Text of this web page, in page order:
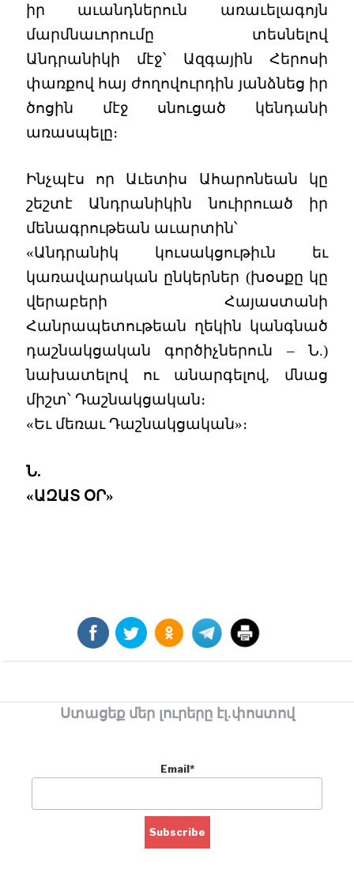
իր աւանդներուն առաւելագոյն
մարմնաւորումը տեսնելով
Անդրանիկի մէջ՝ Ազգային Հերոսի
փառքով հայ ժողովուրդին յանձնեց իր
ծոցին մէջ սնուցած կենդանի
առասպելը։
Ինչպէս որ Աւետիս Ահարոնեան կը
շեշտէ Անդրանիկին նուիրուած իր
մենագրութեան աւարտին՝
«Անդրանիկ կուսակցութիւն եւ
կառավարական ընկերներ (խօսքը կը
վերաբերի Հայաստանի
Հանրապետութեան ղեկին կանգնած
դաշնակցական գործիչներուն – Ն.)
նախատելով ու անարգելով, մնաց
միշտ՝ Դաշնակցական։
«Եւ մեռաւ Դաշնակցական»։
Ն.
«ԱԶԱՏ ՕՐ»
Ստացեք մեր լուրերը էլ.փոստով
Email*